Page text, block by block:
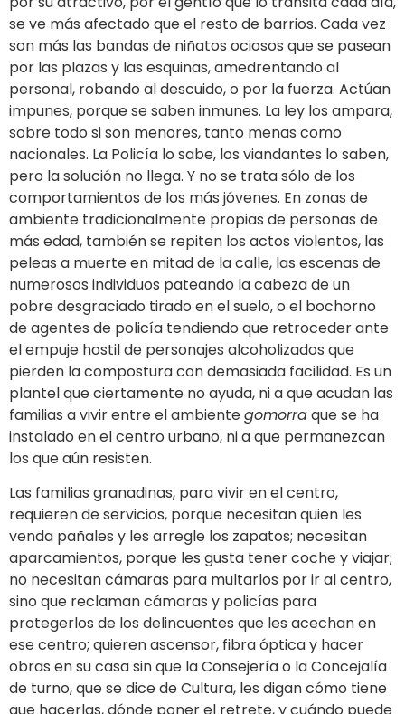
se ve más afectado que el resto de barrios. Cada vez
son más las bandas de niñatos ociosos que se pasean
por las plazas y las esquinas, amedrentando al
personal, robando al descuido, o por la fuerza. Actúan
impunes, porque se saben inmunes. La ley los ampara,
sobre todo si son menores, tanto menas como
nacionales. La Policía lo sabe, los viandantes lo saben,
pero la solución no llega. Y no se trata sólo de los
comportamientos de los más jóvenes. En zonas de
ambiente tradicionalmente propias de personas de
más edad, también se repiten los actos violentos, las
peleas a muerte en mitad de la calle, las escenas de
numerosos individuos pateando la cabeza de un
pobre desgraciado tirado en el suelo, o el bochorno
de agentes de policía tendiendo que retroceder ante
el empuje hostil de personajes alcoholizados que
pierden la compostura con demasiada facilidad. Es un
plantel que ciertamente no ayuda, ni a que acudan las
familias a vivir entre el ambientegomorraque se ha
instalado en el centro urbano, ni a que permanezcan
los que aún resisten.
Las familias granadinas, para vivir en el centro,
requieren de servicios, porque necesitan quien les
venda pañales y les arregle los zapatos; necesitan
aparcamientos, porque les gusta tener coche y viajar;
no necesitan cámaras para multarlos por ir al centro,
sino que reclaman cámaras y policías para
protegerlos de los delincuentes que les acechan en
ese centro; quieren ascensor, fibra óptica y hacer
obras en su casa sin que la Consejería o la Concejalía
de turno, que se dice de Cultura, les digan cómo tiene